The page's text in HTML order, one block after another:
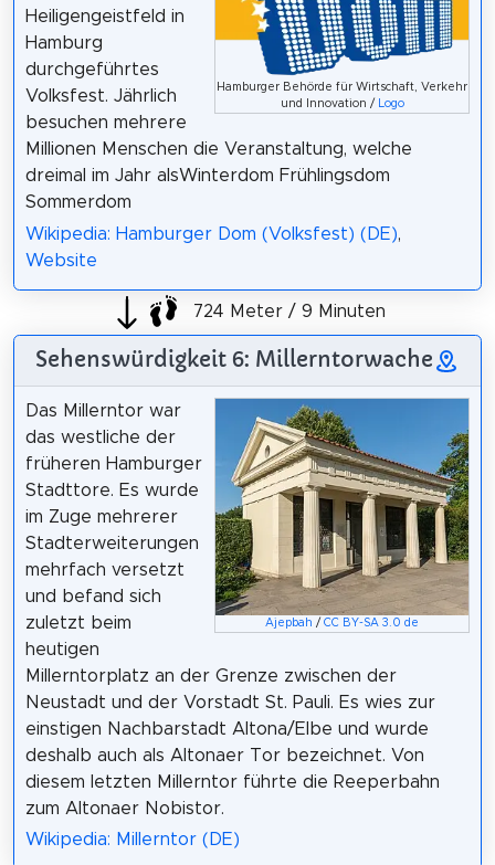
Hamburger Behörde für Wirtschaft, Verkehr
und Innovation / Logo
Heiligengeistfeld in
Hamburg
durchgeführtes
Volksfest. Jährlich
besuchen mehrere
Millionen Menschen die Veranstaltung, welche
dreimal im Jahr alsWinterdom Frühlingsdom
Sommerdom
Wikipedia: Hamburger Dom (Volksfest) (DE),
Website
724 Meter / 9 Minuten
Sehenswürdigkeit 6: Millerntorwache
Ajepbah /CC BY-SA 3.0 de
Das Millerntor war
das westliche der
früheren Hamburger
Stadttore. Es wurde
im Zuge mehrerer
Stadterweiterungen
mehrfach versetzt
und befand sich
zuletzt beim
heutigen
Millerntorplatz an der Grenze zwischen der
Neustadt und der Vorstadt St. Pauli. Es wies zur
einstigen Nachbarstadt Altona/Elbe und wurde
deshalb auch als Altonaer Tor bezeichnet. Von
diesem letzten Millerntor führte die Reeperbahn
zum Altonaer Nobistor.
Wikipedia: Millerntor (DE)